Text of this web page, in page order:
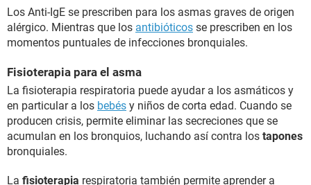
Los Anti-IgE se prescriben para los asmas graves de origen
alérgico. Mientras que los antibióticos se prescriben en los
momentos puntuales de infecciones bronquiales.
Fisioterapia para el asma
La fisioterapia respiratoria puede ayudar a los asmáticos y
en particular a los bebés y niños de corta edad. Cuando se
producen crisis, permite eliminar las secreciones que se
acumulan en los bronquios, luchando así contra los tapones
bronquiales.
La fisioterapia respiratoria también permite aprender a